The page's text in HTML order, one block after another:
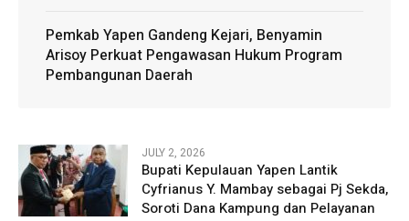
Pemkab Yapen Gandeng Kejari, Benyamin
Arisoy Perkuat Pengawasan Hukum Program
Pembangunan Daerah
JULY 2, 2026
Bupati Kepulauan Yapen Lantik
Cyfrianus Y. Mambay sebagai Pj Sekda,
Soroti Dana Kampung dan Pelayanan